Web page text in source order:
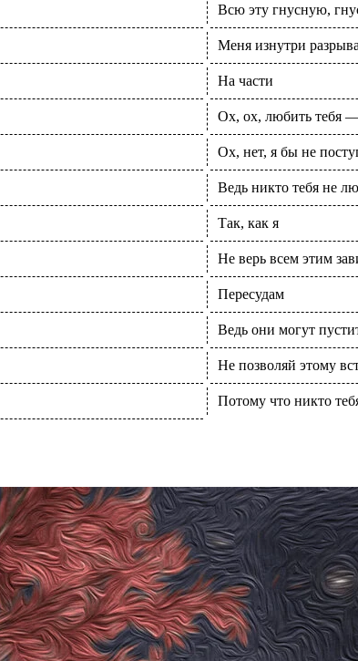
Всю эту гнусную,
Меня изнутри
На части
Ох, ох, любить тебя —
Ох, нет, я бы не
Ведь никто тебя не
Так, как я
Не верь всем этим
Пересудам
Ведь они могут
Не позволяй этому
Потому что никто